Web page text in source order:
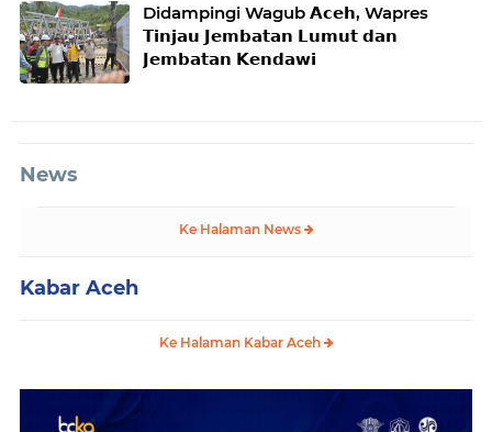
Didampingi Wagub 𝗔𝗰𝗲𝗵, Wapres
𝗧𝗶𝗻𝗷𝗮𝘂 𝗝𝗲𝗺𝗯𝗮𝘁𝗮𝗻 𝗟𝘂𝗺𝘂𝘁 𝗱𝗮𝗻
𝗝𝗲𝗺𝗯𝗮𝘁𝗮𝗻 𝗞𝗲𝗻𝗱𝗮𝘄𝗶
News
Ke Halaman News
Kabar Aceh
Ke Halaman Kabar Aceh